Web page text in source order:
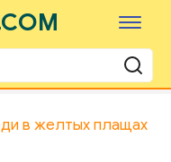
в желтых плащах